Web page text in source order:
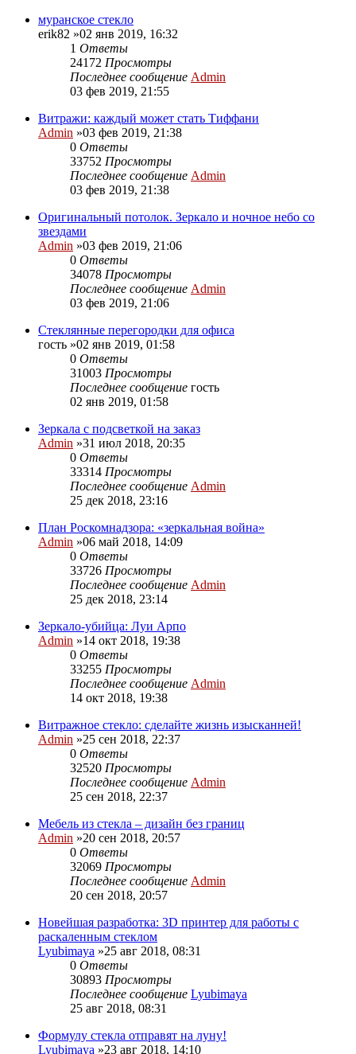
муранское стекло
erik82 »02 янв 2019, 16:32
1 Ответы
24172 Просмотры
Последнее сообщение Admin
03 фев 2019, 21:55
Витражи: каждый может стать Тиффани
Admin »03 фев 2019, 21:38
0 Ответы
33752 Просмотры
Последнее сообщение Admin
03 фев 2019, 21:38
Оригинальный потолок. Зеркало и ночное небо со
звездами
Admin »03 фев 2019, 21:06
0 Ответы
34078 Просмотры
Последнее сообщение Admin
03 фев 2019, 21:06
Стеклянные перегородки для офиса
гость »02 янв 2019, 01:58
0 Ответы
31003 Просмотры
Последнее сообщение гость
02 янв 2019, 01:58
Зеркала с подсветкой на заказ
Admin »31 июл 2018, 20:35
0 Ответы
33314 Просмотры
Последнее сообщение Admin
25 дек 2018, 23:16
План Роскомнадзора: «зеркальная война»
Admin »06 май 2018, 14:09
0 Ответы
33726 Просмотры
Последнее сообщение Admin
25 дек 2018, 23:14
Зеркало-убийца: Луи Арпо
Admin »14 окт 2018, 19:38
0 Ответы
33255 Просмотры
Последнее сообщение Admin
14 окт 2018, 19:38
Витражное стекло: сделайте жизнь изысканней!
Admin »25 сен 2018, 22:37
0 Ответы
32520 Просмотры
Последнее сообщение Admin
25 сен 2018, 22:37
Мебель из стекла – дизайн без границ
Admin »20 сен 2018, 20:57
0 Ответы
32069 Просмотры
Последнее сообщение Admin
20 сен 2018, 20:57
Новейшая разработка: 3D принтер для работы с
раскаленным стеклом
Lyubimaya »25 авг 2018, 08:31
0 Ответы
30893 Просмотры
Последнее сообщение Lyubimaya
25 авг 2018, 08:31
Формулу стекла отправят на луну!
Lyubimaya »23 авг 2018, 14:10